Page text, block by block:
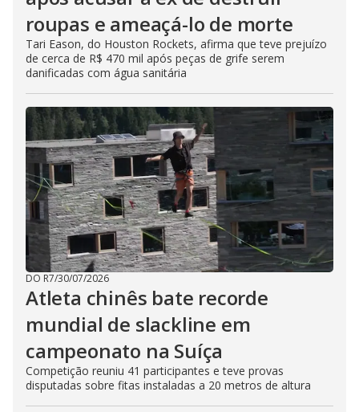
roupas e ameaçá-lo de morte
Tari Eason, do Houston Rockets, afirma que teve prejuízo
de cerca de R$ 470 mil após peças de grife serem
danificadas com água sanitária
DO R7/30/07/2026
Atleta chinês bate recorde
mundial de slackline em
campeonato na Suíça
Competição reuniu 41 participantes e teve provas
disputadas sobre fitas instaladas a 20 metros de altura